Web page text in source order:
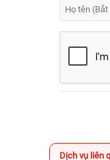
Dịch vụ liên